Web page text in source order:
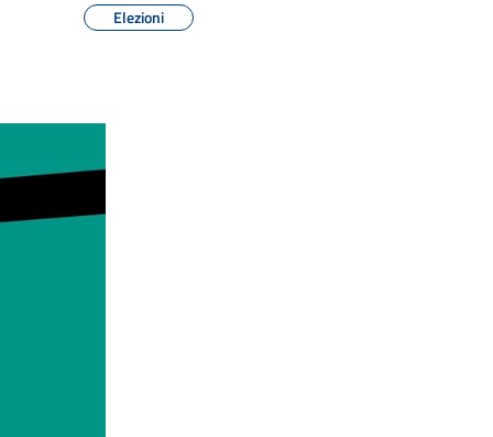
Elezioni